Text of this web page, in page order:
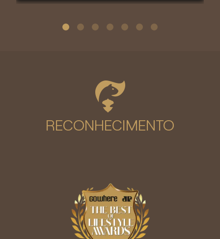
RECONHECIMENTO